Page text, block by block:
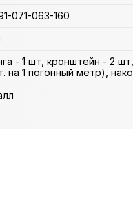
071-063-160
- 1 шт, кронштейн - 2
на 1 погонный метр),